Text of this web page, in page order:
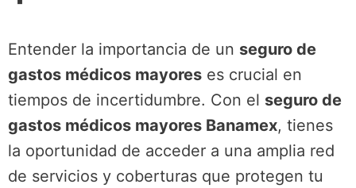
Entender la importancia de un seguro de
gastos médicos mayores es crucial en
tiempos de incertidumbre. Con el seguro de
gastos médicos mayores Banamex, tienes
la oportunidad de acceder a una amplia red
de servicios y coberturas que protegen tu